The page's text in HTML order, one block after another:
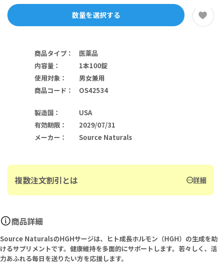
数量を選択する
商品タイプ ：
医薬品
内容量 ：
1本100錠
使用対象 ：
男女兼用
商品コード ： OS42534
製造国 ：
USA
有効期限 ：
2029/07/31
メーカー ： Source Naturals
複数注文割引とは 詳細
商品詳細
Source NaturalsのHGHサージは、ヒト成長ホルモン（HGH）の生成を助
けるサプリメントです。健康維持を多面的にサポートします。若々しく、活
力あふれる毎日を送りたい方を応援します。